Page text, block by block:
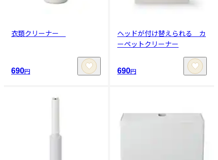
衣類クリーナー
690円
ヘッドが付け替えられる カ
ーペットクリーナー
690円